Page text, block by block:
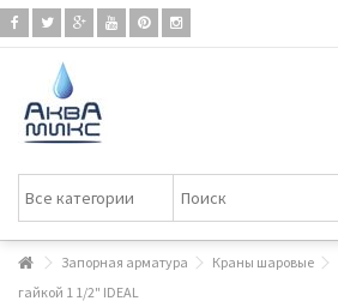
Запорная арматура Краны шаровые
гайкой 1 1/2" IDEAL